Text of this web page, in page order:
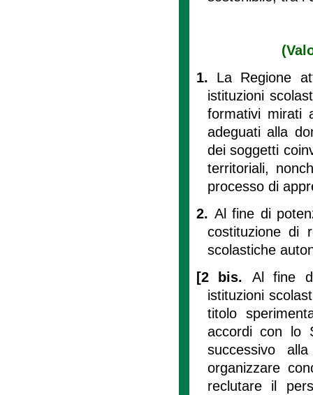
1. La Regione
istituzioni
formativi mirati
adeguati alla
dei soggetti
territoriali,
processo di
2. Al fine di
costituzione di
scolastiche
[2 bis. Al fine
istituzioni
titolo
accordi con lo
successivo
organizzare
reclutare il